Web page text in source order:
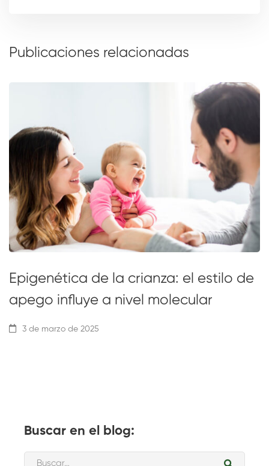
Publicaciones relacionadas
Epigenética de la crianza: el estilo de
apego influye a nivel molecular
3 de marzo de 2025
Buscar en el blog: